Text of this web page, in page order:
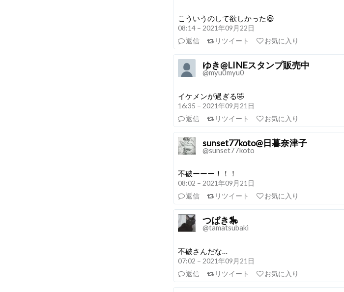
こういうのして欲しかった😆
08:14 – 2021年09月22日
返信
リツイート お気に入り
ゆき@LINEスタンプ販売中
@myu0myu0
イケメンが過ぎる🤣
16:35 – 2021年09月21日
返信
リツイート お気に入り
sunset77koto@日暮奈津子
@sunset77koto
不破ーーー！！！
08:02 – 2021年09月21日
返信
リツイート お気に入り
つばき🎠
@tamatsubaki
不破さんだな…
07:02 – 2021年09月21日
返信
リツイート お気に入り